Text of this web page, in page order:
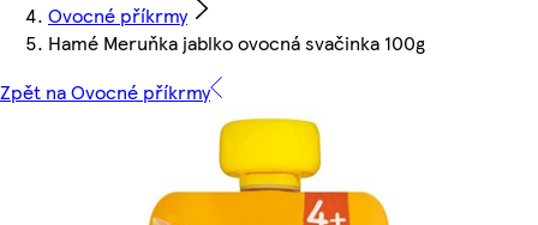
Ovocné příkrmy
Hamé Meruňka jablko ovocná svačinka 100g
Zpět na Ovocné příkrmy